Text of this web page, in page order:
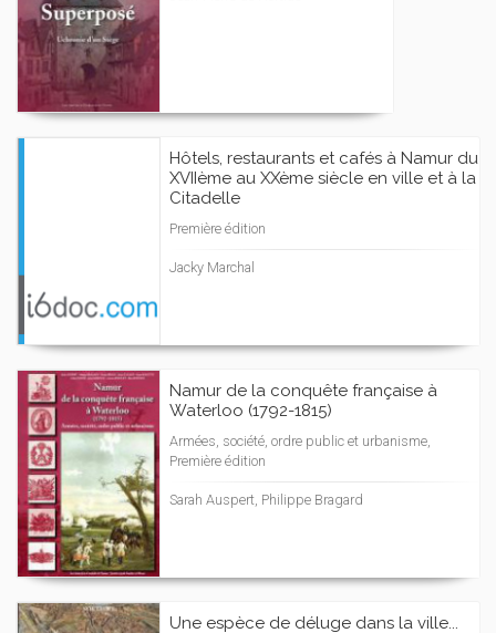
Hôtels, restaurants et cafés à Namur du
XVIIème au XXème siècle en ville et à la
Citadelle
Première édition
Jacky Marchal
Namur de la conquête française à
Waterloo (1792-1815)
Armées, société, ordre public et urbanisme,
Première édition
Sarah Auspert, Philippe Bragard
Une espèce de déluge dans la ville...